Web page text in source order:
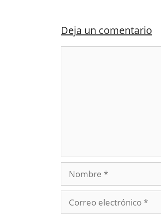
Deja un comentario
Nombre
electrónico